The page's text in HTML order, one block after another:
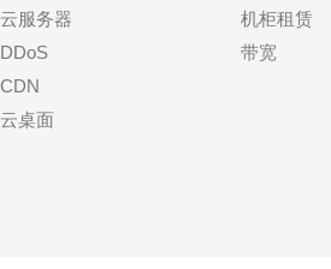
云服务器
DDoS
CDN
云桌面
机柜租赁
带宽